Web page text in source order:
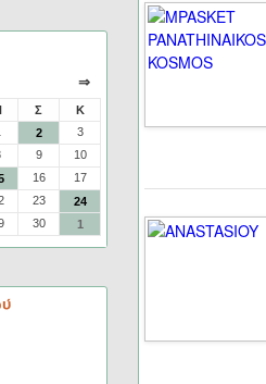
⇒
Σ
Κ
2
3
9
10
16
17
23
24
30 1